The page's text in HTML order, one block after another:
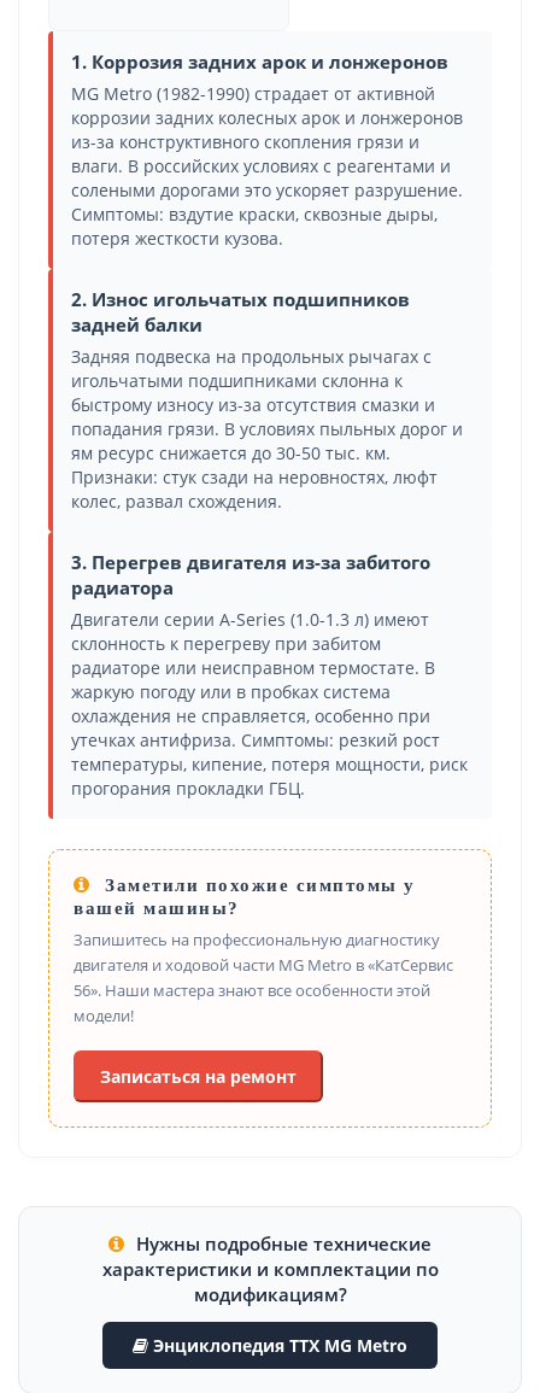
1. Коррозия задних арок и лонжеронов
MG Metro (1982-1990) страдает от активной
коррозии задних колесных арок и лонжеронов
из-за конструктивного скопления грязи и
влаги. В российских условиях с реагентами и
солеными дорогами это ускоряет разрушение.
Симптомы: вздутие краски, сквозные дыры,
потеря жесткости кузова.
2. Износ игольчатых подшипников
задней балки
Задняя подвеска на продольных рычагах с
игольчатыми подшипниками склонна к
быстрому износу из-за отсутствия смазки и
попадания грязи. В условиях пыльных дорог и
ям ресурс снижается до 30-50 тыс. км.
Признаки: стук сзади на неровностях, люфт
колес, развал схождения.
3. Перегрев двигателя из-за забитого
радиатора
Двигатели серии A-Series (1.0-1.3 л) имеют
склонность к перегреву при забитом
радиаторе или неисправном термостате. В
жаркую погоду или в пробках система
охлаждения не справляется, особенно при
утечках антифриза. Симптомы: резкий рост
температуры, кипение, потеря мощности, риск
прогорания прокладки ГБЦ.
Заметили похожие симптомы у
вашей машины?
Запишитесь на профессиональную диагностику
двигателя и ходовой части MG Metro в «КатСервис
56». Наши мастера знают все особенности этой
модели!
Записаться на ремонт
Нужны подробные технические
характеристики и комплектации по
модификациям?
Энциклопедия ТТХ MG Metro